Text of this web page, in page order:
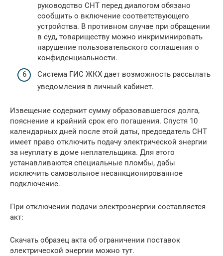
руководство СНТ перед диалогом обязано
сообщить о включение соответствующего
устройства. В противном случае при обращении
в суд, товариществу можно инкриминировать
нарушение пользовательского соглашения о
конфиденциальности.
Система ГИС ЖКХ дает возможность рассылать
уведомления в личный кабинет.
Извещение содержит сумму образовавшегося долга,
пояснение и крайний срок его погашения. Спустя 10
календарных дней после этой даты, председатель СНТ
имеет право отключить подачу электрической энергии
за неуплату в доме неплательщика. Для этого
устанавливаются специальные пломбы, дабы
исключить самовольное несанкционированное
подключение.
При отключении подачи электроэнергии составляется
акт:
Скачать образец акта об ограничении поставок
электрической энергии можно тут.